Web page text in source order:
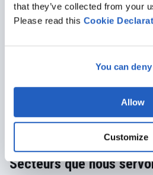
that they’ve collected from your
Please read this Cookie
You can
Allow
Customize
S/4HANA pour un grand
de fabrication, en améliorant
Secteurs que nous